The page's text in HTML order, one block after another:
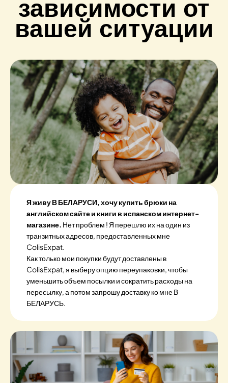
зависимости от
вашей ситуации
Я живу В БЕЛАРУСИ, хочу купить брюки на
английском сайте и книги в испанском интернет-
магазине. Нет проблем ! Я перешлю их на один из
транзитных адресов, предоставленных мне
ColisExpat.
Как только мои покупки будут доставлены в
ColisExpat, я выберу опцию переупаковки, чтобы
уменьшить объем посылки и сократить расходы на
пересылку, а потом запрошу доставку ко мне В
БЕЛАРУСЬ.